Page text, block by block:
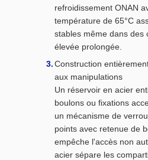
refroidissement ONAN
température de 65°C
stables même dans des
élevée prolongée.
Construction
aux manipulations
Un réservoir en acier
boulons ou fixations
un mécanisme de
points avec retenue de
empêche l'accès non
acier sépare les